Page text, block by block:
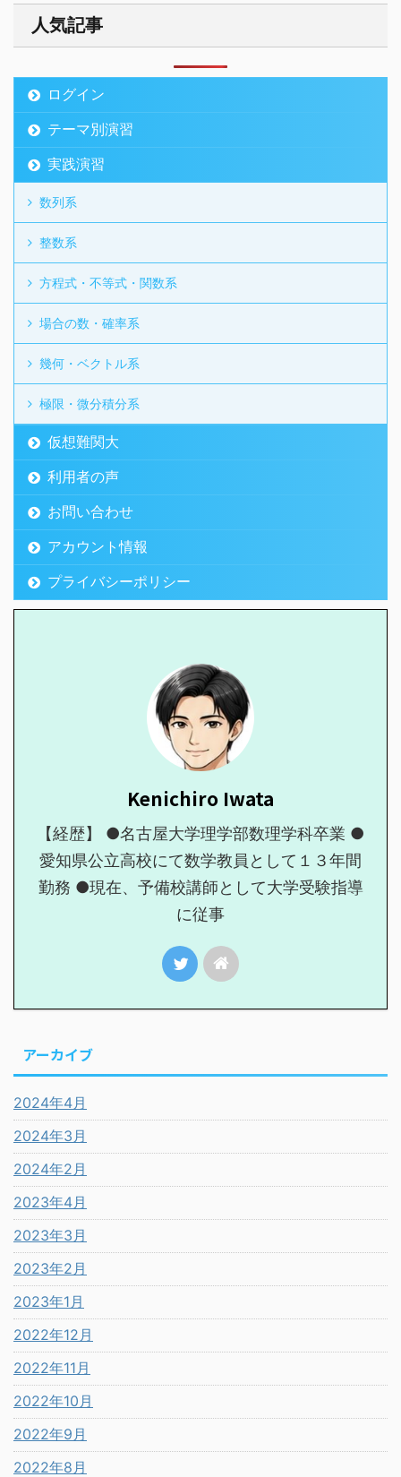
人気記事
ログイン
テーマ別演習
実践演習
数列系
整数系
方程式・不等式・関数系
場合の数・確率系
幾何・ベクトル系
極限・微分積分系
仮想難関大
利用者の声
お問い合わせ
アカウント情報
プライバシーポリシー
Kenichiro Iwata
【経歴】 ●名古屋大学理学部数理学科卒業 ●
愛知県公立高校にて数学教員として１３年間
勤務 ●現在、予備校講師として大学受験指導
に従事
アーカイブ
2024年4月
2024年3月
2024年2月
2023年4月
2023年3月
2023年2月
2023年1月
2022年12月
2022年11月
2022年10月
2022年9月
2022年8月